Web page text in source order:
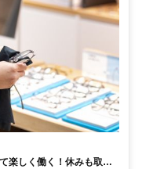
楽しく働く！休みも取り